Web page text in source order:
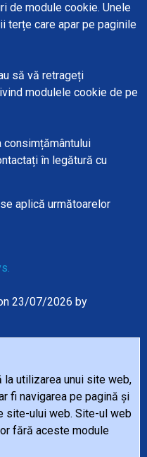
de module cookie. Unele
terțe care apar pe paginile
să vă retrageți
modulele cookie de pe
consimțământului
în legătură cu
aplică următoarelor
23/07/2026 by
utilizarea unui site web,
fi navigarea pe pagină și
site-ului web. Site-ul web
fără aceste module